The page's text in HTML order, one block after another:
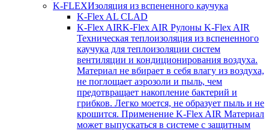
K-FLEXИзоляция из вспененного каучука
K-Flex AL CLAD
K-Flex AIRK-Flex AIR Рулоны K-Flex AIR
Техническая теплоизоляция из вспененного
каучука для теплоизоляции систем
вентиляции и кондиционирования воздуха.
Материал не вбирает в себя влагу из воздуха,
не поглощает аэрозоли и пыль, чем
предотвращает накопление бактерий и
грибков. Легко моется, не образует пыль и не
крошится. Применение K-Flex AIR Материал
может выпускаться в системе c защитным